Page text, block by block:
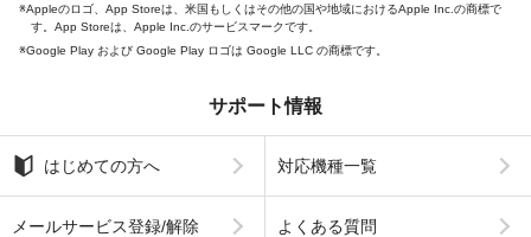
Appleのロゴ、App Storeは、米国もしくはその他の国や地域におけるApple Inc.の商標で
す。App Storeは、Apple Inc.のサービスマークです。
Google Play および Google Play ロゴは Google LLC の商標です。
サポート情報
はじめての方へ 対応機種一覧
メールサービス登録/解除 よくある質問